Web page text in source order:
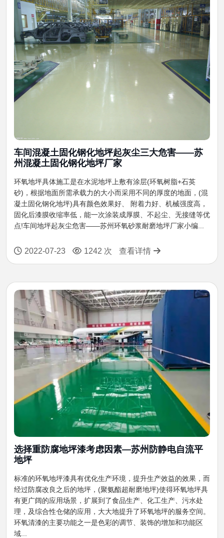
车间混凝土固化钢化地坪起​灰尘三大危害——​苏
州混凝土固化钢化地坪厂家
环氧地坪具体施工是在水泥地坪上敷有涂层(环氧树脂+石英
砂)，根据地面所需承载力的大小而采用不同的厚度的地面，(混
凝土固化钢化地坪)具有颜色效果好、 附着力好、机械强度高，
固化后漆膜收缩率低，能一次涂装成厚膜、不起尘、无接缝等优
点!车间地坪起灰尘危害——苏州环氧砂浆耐磨地坪厂家小编...
2022-07-23 1242 次 查看详情
选择重防腐地坪漆考虑因素—苏州防静电自流平
地坪
标准的环氧地坪漆具有优化生产环境，提升生产效益的效果，而
经过防腐改良之后的地坪，(聚氨酯超耐磨地坪)使得环氧地坪具
有更广阔的应用场景，扩展到了食品生产、化工生产、污水处
理，及综合性仓储的应用，大大地提升了环氧地坪的服务空间。
环氧清漆的主要功能之一是色彩的调节、装饰的增加和功能区
域...